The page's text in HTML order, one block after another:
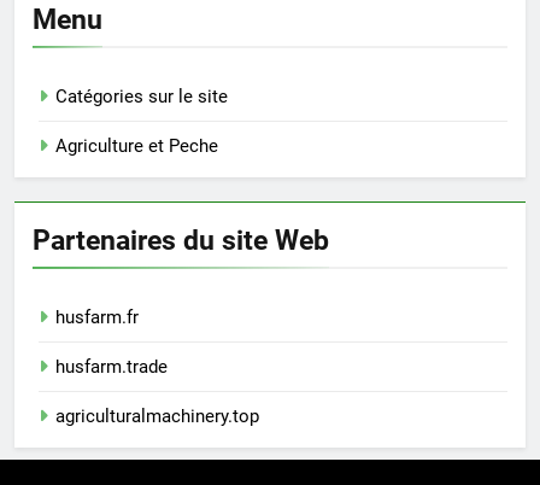
Menu
Catégories sur le site
Agriculture et Peche
Partenaires du site Web
husfarm.fr
husfarm.trade
agriculturalmachinery.top